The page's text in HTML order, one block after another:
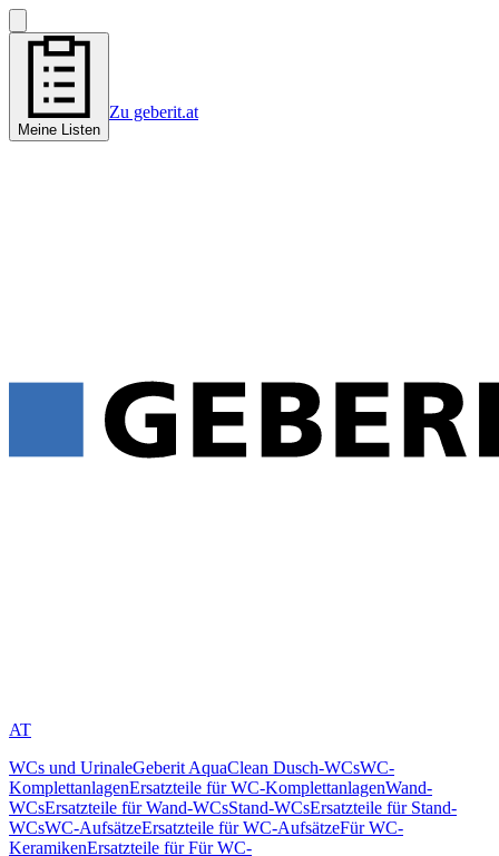
Meine Listen
Zu geberit.at
AT
WCs und UrinaleGeberit AquaClean Dusch-WCsWC-
KomplettanlagenErsatzteile für WC-KomplettanlagenWand-
WCsErsatzteile für Wand-WCsStand-WCsErsatzteile für Stand-
WCsWC-AufsätzeErsatzteile für WC-AufsätzeFür WC-
KeramikenErsatzteile für Für WC-